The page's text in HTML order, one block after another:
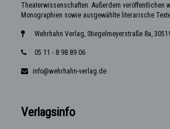
Theaterwissenschaften. Außerdem veröffentlichen
Monographien sowie ausgewählte literarische
Wehrhahn Verlag, Stiegelmeyerstraße 8a,
05 11 - 8 98 89 06
info@wehrhahn-verlag.de
Verlagsinfo